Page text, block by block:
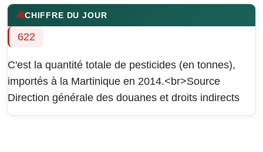
CHIFFRE DU JOUR
622
C'est la quantité totale de pesticides (en tonnes),
importés à la Martinique en 2014.<br>Source
Direction générale des douanes et droits indirects